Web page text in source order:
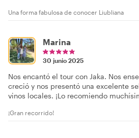
Una forma fabulosa de conocer Liubliana
Marina
30 junio 2025
Nos encantó el tour con Jaka. Nos
creció y nos presentó una excelente
vinos locales. ¡Lo recomiendo
¡Gran recorrido!